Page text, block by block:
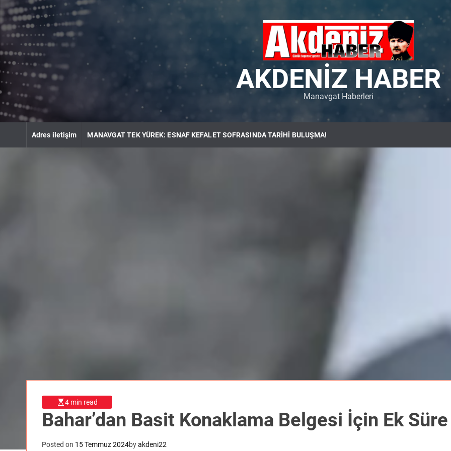
k
t
c
o
n
e
AKDENIZ HABER
Manavgat Haberleri
Adres iletişim MANAVGAT TEK YÜREK: ESNAF KEFALET SOFRASINDA TARİHİ BULUŞMA!
4 min read
Bahar’dan Basit Konaklama Belgesi İçin Ek
Posted on 15 Temmuz 2024byakdeni22